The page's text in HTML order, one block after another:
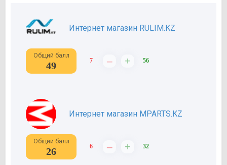
Интернет магазин RULIM.KZ
Общий балл
49 7 – + 56
Интернет магазин MPARTS.KZ
Общий балл
26 6 – + 32